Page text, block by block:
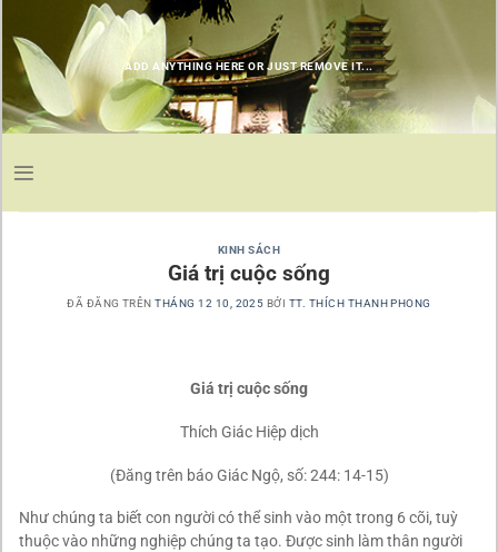
đến
nội
dung
ADD ANYTHING HERE OR JUST REMOVE IT...
KINH SÁCH
Giá trị cuộc sống
ĐÃ ĐĂNG TRÊNTHÁNG 12 10, 2025 BỞI TT. THÍCH THANH PHONG
Giá trị cuộc sống
Thích Giác Hiệp dịch
(Đăng trên báo Giác Ngộ, số: 244: 14-15)
Như chúng ta biết con người có thể sinh vào một trong 6 cõi, tuỳ
thuộc vào những nghiệp chúng ta tạo. Được sinh làm thân người